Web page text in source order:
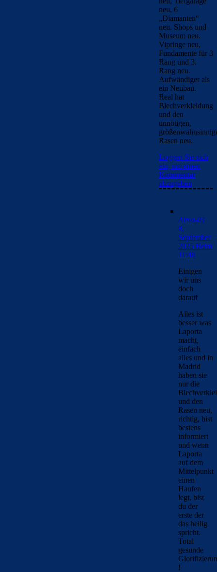
neu, 6
„Diamanten“
neu. Shops und
Museum neu.
Vipringe neu,
Fundamente für 3
Rang und 3.
Rang neu.
Aufwändiger als
ein Neubau.
Real hat
Blechverkleidung
und den
unnötigen,
Rasen neu.
Loggen Sie sich
ein, um einen
Kommentar
abzugeben
Alma-03
8.
September
2025 Beim
11:48
Einigen
wir uns
doch
darauf
Alles ist
besser was
Laporta
macht,
einfach
alles und in
Madrid
haben sie
nur die
und den
Rasen neu,
richtig, bist
bestens
informiert
und wenn
Laporta
auf dem
Mittelpunkt
einen
Haufen
legt, bist
du der
erste der
das heilig
spricht.
Total
gesunde
!